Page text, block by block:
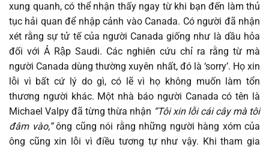
xung quanh, có thể nhận thấy ngay từ khi bạn đến làm thủ
tục hải quan để nhập cảnh vào Canada. Có người đã nhận
xét rằng sự tử tế của người Canada giống như là dầu hỏa
đối với Ả Rập Saudi. Các nghiên cứu chỉ ra rằng từ mà
người Canada dùng thường xuyên nhất, đó là ‘sorry’. Họ xin
lỗi vì bất cứ lý do gì, có lẽ vì họ không muốn làm tổn
thương người khác. Một nhà báo người Canada có tên là
Michael Valpy đã từng thừa nhận “Tôi xin lỗi cái cây mà tôi
đâm vào,”ông cũng nói rằng những người hàng xóm của
ông cũng xin lỗi vì điều tương tự như vậy. Khi tham gia